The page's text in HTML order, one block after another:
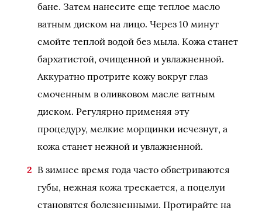
бане. Затем нанесите еще теплое масло
ватным диском на лицо. Через 10 минут
смойте теплой водой без мыла. Кожа станет
бархатистой, очищенной и увлажненной.
Аккуратно протрите кожу вокруг глаз
смоченным в оливковом масле ватным
диском. Регулярно применяя эту
процедуру, мелкие морщинки исчезнут, а
кожа станет нежной и увлажненной.
В зимнее время года часто обветриваются
губы, нежная кожа трескается, а поцелуи
становятся болезненными. Протирайте на